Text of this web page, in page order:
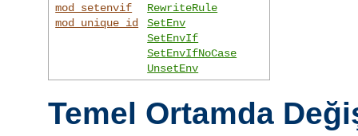
mod_setenvif
mod_unique_id
RewriteRule
SetEnv
SetEnvIf
SetEnvIfNoCase
UnsetEnv
Temel Ortamda